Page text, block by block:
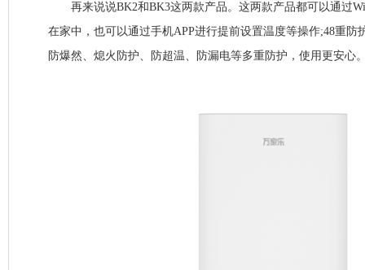
再来说说BK2和BK3这两款产品。这两款产品都可以通过
在家中，也可以通过手机APP进行提前设置温度等操作;48重防
防爆然、熄火防护、防超温、防漏电等多重防护，使用更安心